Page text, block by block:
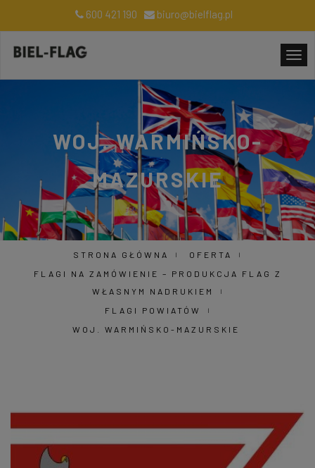
600 421 190 biuro@bielflag.pl
WOJ. WARMIŃSKO-
MAZURSKIE
STRONA GŁÓWNA
OFERTA
FLAGI NA ZAMÓWIENIE – PRODUKCJA FLAG Z
WŁASNYM NADRUKIEM
FLAGI POWIATÓW
WOJ. WARMIŃSKO-MAZURSKIE